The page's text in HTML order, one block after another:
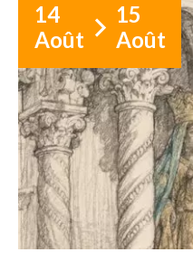
14
Août
15
Août